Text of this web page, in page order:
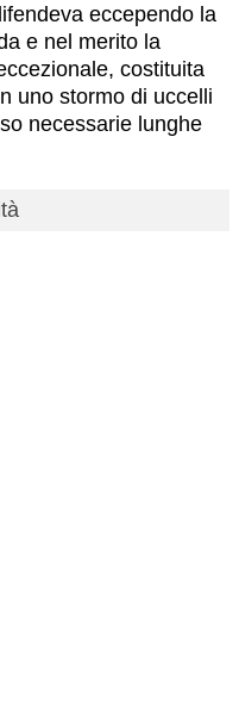
eccependo la
e nel merito la
costituita
uno stormo di uccelli
necessarie lunghe